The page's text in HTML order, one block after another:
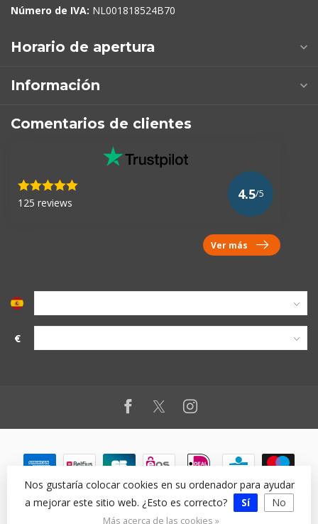
Número de IVA: NL001818524B70
Horario de apertura
Información
Comentarios de clientes
125 reviews
4.5/5
Ver más
€
© Copyright 2026
Nos gustaría colocar cookies en su ordenador para ayudar
a mejorar este sitio web. ¿Esto es correcto?
Sí No
Más acerca de las cookies »